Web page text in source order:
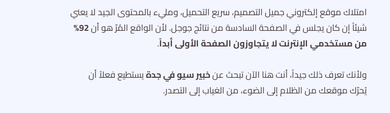
امتلاك موقع إلكتروني جميل التصميم، سريع التحميل، ومليء بالمحتوى الجيد لا يعني
شيئاً إن كان يجلس في الصفحة السادسة من نتائج جوجل. لأن الواقع المُرّ هو أن
92%
من مستخدمي الإنترنت لا يتجاوزون الصفحة الأولى أبداً.
ولأنك تعرف ذلك جيداً، أنت هنا الآن تبحث عنخبير سيو في جدةيستطيع فعلاً أن
يُحرّك موقعك من الظلام إلى الضوء، من الغياب إلى التصدر.